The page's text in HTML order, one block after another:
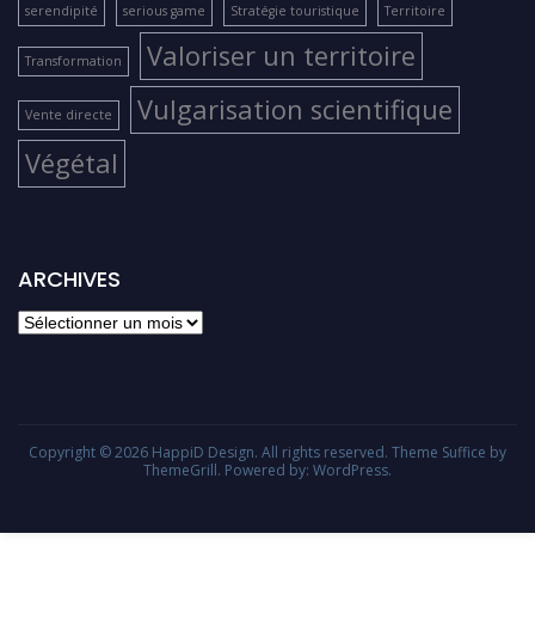
serendipité serious game Stratégie touristique Territoire
Transformation Valoriser un territoire
Vente directe
Vulgarisation scientifique
Végétal
ARCHIVES
archives
Copyright © 2026 HappiD Design. All rights reserved. Theme Suffice by
ThemeGrill. Powered by: WordPress.